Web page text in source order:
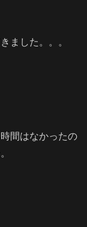
ました。。。
間はなかったの